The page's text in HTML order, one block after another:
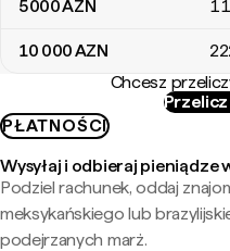
5000AZN
10 000AZN
Chcesz
Przelicz
PŁATNOŚCI
Wysyłaj i odbieraj pieniądze
Podziel rachunek, oddaj
meksykańskiego lub
podejrzanych marż.